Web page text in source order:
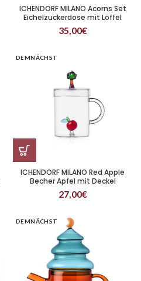
ICHENDORF MILANO Acorns Set
Eichelzuckerdose mit Löffel
35,00€
DEMNÄCHST
ICHENDORF MILANO Red Apple
Becher Apfel mit Deckel
Apfelbaum
27,00€
DEMNÄCHST